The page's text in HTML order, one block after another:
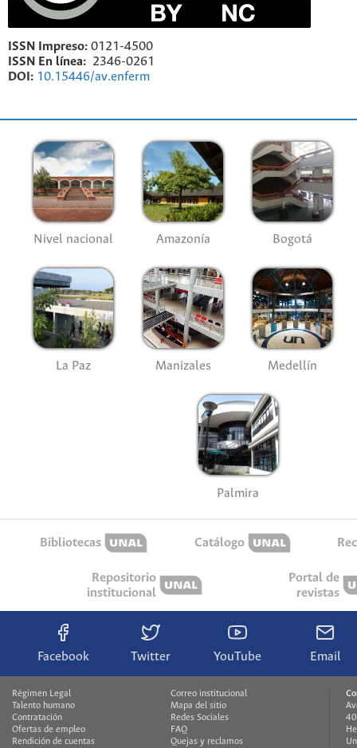
ISSN Impreso: 0121-4500
ISSN En línea: 2346-0261
DOI: 10.15446/av.enferm
Nivel nacional Amazonía Bogotá
La Paz Manizales Medellín
Palmira
Bibliotecas Catálogo
Repositorio
institucional
Portal de
revistas
Facebook Twitter YouTube Email
Régimen Legal
Talento humano
Contratación
Ofertas de empleo
Rendición de cuentas
Correo institucional
Mapa del sitio
Redes Sociales
FAQ
Quejas y reclamos